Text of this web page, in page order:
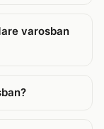
varosban